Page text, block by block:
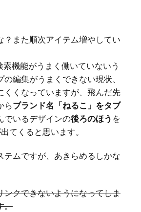
？また順次アイテム増やしてい
索機能がうまく働いていないう
編集がうまくできない現状、
くくなっていますが、飛んだ先
らブランド名「ねるこ」をタブ
でいるデザインの後ろのほう を
てくると思います。
テムですが、あきらめるしかな
ンクできないようになってしま
。